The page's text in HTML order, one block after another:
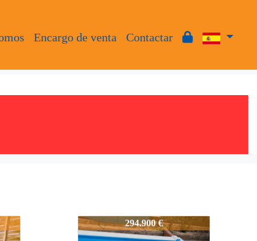
Encargo de venta Contactar
LI2038 294.900 €